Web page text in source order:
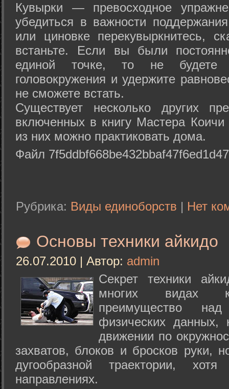
Кувырки — превосходное
убедиться в важности
или циновке перекувыркнитесь,
встаньте. Если вы были
единой точке, то не будете
головокружения и удержите
не сможете встать.
Существует несколько других
включенных в книгу Мастера
из них можно практиковать дома.
Файл
Рубрика: Виды единоборств | Нет
Основы техники айкидо
26.07.2010 | Автор: admin
Секрет техники
многих видах
преимущество
физических данных,
движении по
захватов, блоков и бросков руки,
дугообразной траектории,
направлениях.